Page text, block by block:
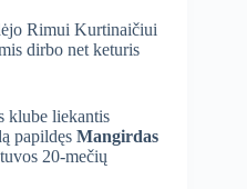
Rimui Kurtinaičiui
dirbo net keturis
klube liekantis
papildęs Mangirdas
20-mečių